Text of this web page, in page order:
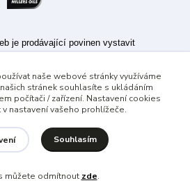
je prodávající povinen vystavit
přijatou tržbu u správce daně online; v
pak nejpozději do 48 hodin.
naše webové stránky využíváme
stránek souhlasíte s ukládáním
počítači / zařízení. Nastavení cookies
v nastavení vašeho prohlížeče.
Souhlasím
můžete odmítnout zde.